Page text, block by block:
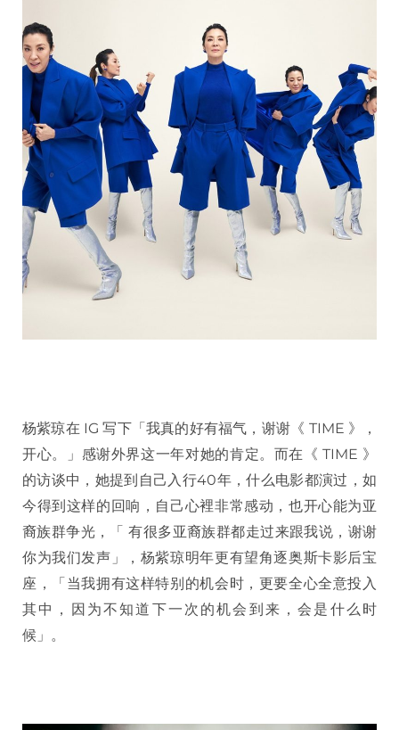
杨紫琼在 IG 写下「我真的好有福气，谢谢《 TIME 》，
开心。」感谢外界这一年对她的肯定。而在《 TIME 》
的访谈中，她提到自己入行40年，什么电影都演过，如
今得到这样的回响，自己心裡非常感动，也开心能为亚
裔族群争光，「 有很多亚裔族群都走过来跟我说，谢谢
你为我们发声」，杨紫琼明年更有望角逐奥斯卡影后宝
座，「当我拥有这样特别的机会时，更要全心全意投入
其中，因为不知道下一次的机会到来，会是什么时
候」。